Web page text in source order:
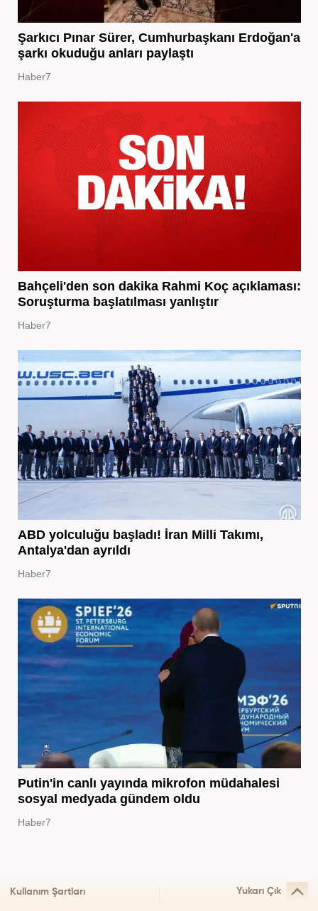
Şarkıcı Pınar Sürer, Cumhurbaşkanı Erdoğan'a
şarkı okuduğu anları paylaştı
Haber7
Bahçeli'den son dakika Rahmi Koç açıklaması:
Soruşturma başlatılması yanlıştır
Haber7
ABD yolculuğu başladı! İran Milli Takımı,
Antalya'dan ayrıldı
Haber7
Putin'in canlı yayında mikrofon müdahalesi
sosyal medyada gündem oldu
Haber7
Kullanım Şartları Yukarı Çık